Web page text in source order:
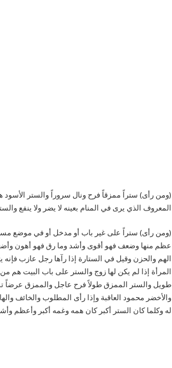
(ومن رأى) ستراً ممزقاً فرح ونال سروراً والستر
المعروف الذي يرى في المنام بعينه لا يضر ولا ينفع
(ومن رأى) ستراً على غير باب أو مدخل أو في موضع
عظم منها وضعف فهو أقوى وأشد وما رق فهو أهون
الهم والحزن وقيل في الستارة إذا رآها رجل عازب
المرأة إذا لم يكن لها زوج والستر على باب البيت هم
طويل والستر الممزق طولاً فرح عاجل والممزق عرضاً
والأخضر محمود العاقبة وإذا رأى المطلوب والخائف
له وكلما كان الستر أكبر كان همه وغمه أكبر وأعظم